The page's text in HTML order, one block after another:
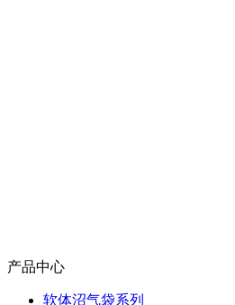
产品中心
软体沼气袋系列